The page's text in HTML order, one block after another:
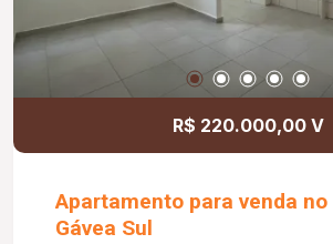
R$ 220.000,00 V
Apartamento para venda
Gávea Sul